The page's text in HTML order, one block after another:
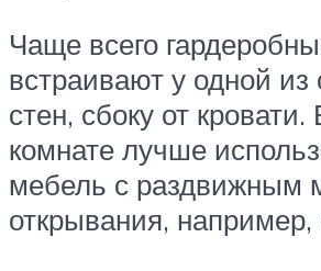
Чаще всего
встраивают у одной
стен, сбоку от
комнате лучше
мебель с раздвижным
открывания,